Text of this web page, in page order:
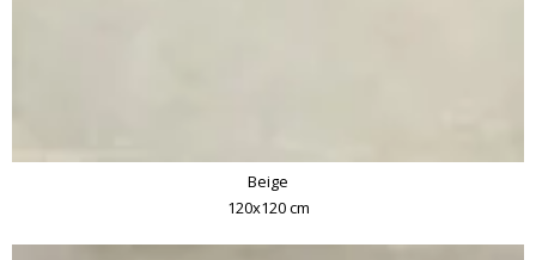
Beige
120x120 cm